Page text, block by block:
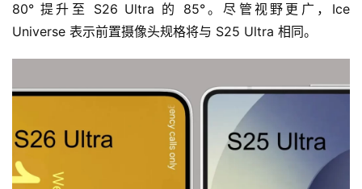
80° 提升至 S26 Ultra 的 85°。尽管视野更广，Ice
Universe 表示前置摄像头规格将与 S25 Ultra 相同。